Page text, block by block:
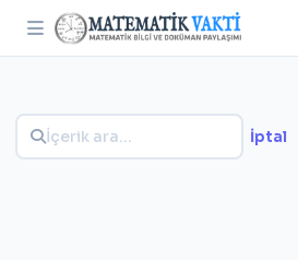
İptal